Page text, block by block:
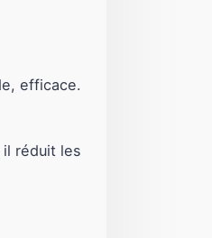
efficace.
réduit les